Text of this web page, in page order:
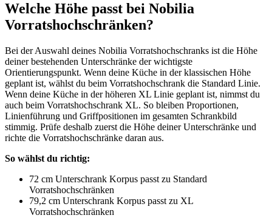
Welche Höhe passt bei Nobilia
Vorratshochschränken?
Bei der Auswahl deines Nobilia Vorratshochschranks ist die Höhe
deiner bestehenden Unterschränke der wichtigste
Orientierungspunkt. Wenn deine Küche in der klassischen Höhe
geplant ist, wählst du beim Vorratshochschrank die Standard Linie.
Wenn deine Küche in der höheren XL Linie geplant ist, nimmst du
auch beim Vorratshochschrank XL. So bleiben Proportionen,
Linienführung und Griffpositionen im gesamten Schrankbild
stimmig. Prüfe deshalb zuerst die Höhe deiner Unterschränke und
richte die Vorratshochschränke daran aus.
So wählst du richtig:
72 cm Unterschrank Korpus passt zu Standard
Vorratshochschränken
79,2 cm Unterschrank Korpus passt zu XL
Vorratshochschränken